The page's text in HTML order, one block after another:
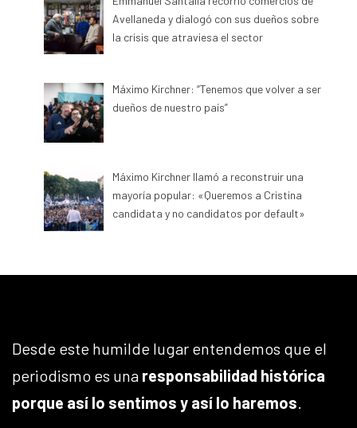
Avellaneda y dialogó con sus dueños sobre
la crisis que atraviesa el sector
Máximo Kirchner: “Tenemos que volver a ser
dueños de nuestro país”
Máximo Kirchner llamó a reconstruir una
mayoría popular: «Queremos a Cristina
candidata y no candidatos por default»
Desde este humilde lugar entendemos que el
periodismo es una responsabilidad histórica
porque así lo sentimos y así lo haremos.